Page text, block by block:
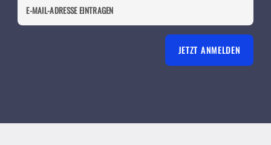
JETZT ANMELDEN